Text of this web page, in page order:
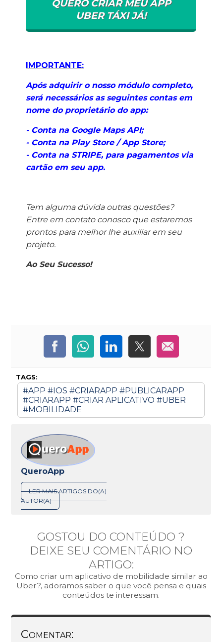
QUERO CRIAR MEU APP
UBER TÁXI JÁ!
IMPORTANTE:
Após adquirir o nosso módulo completo,
será necessários as seguintes contas em
nome do proprietário do app:
- Conta na Google Maps API;
- Conta na Play Store / App Store;
- Conta na STRIPE, para pagamentos via
cartão em seu app.
Tem alguma dúvida outras questões?
Entre em contato conosco que estaremos
prontos para melhor lhe auxiliar em seu
projeto.
Ao Seu Sucesso!
TAGS:
#APP #IOS #CRIARAPP #PUBLICARAPP
#CRIARAPP #CRIAR APLICATIVO #UBER
#MOBILIDADE
QueroApp
LER MAIS ARTIGOS DO(A)
AUTOR(A)
GOSTOU DO CONTEÚDO ?
DEIXE SEU COMENTÁRIO NO
ARTIGO:
Como criar um aplicativo de mobilidade similar ao
Uber?, adoramos saber o que você pensa e quais
conteúdos te interessam.
Comentar: